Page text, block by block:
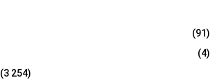
R
C
(91)
(4)
(3 254)